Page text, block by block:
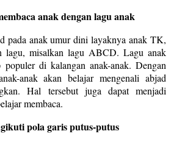
anak dengan lagu anak
pada anak umur dini layaknya anak TK,
lagu, misalkan lagu ABCD. Lagu anak
di kalangan anak-anak. Dengan
anak akan belajar mengenali abjad
Hal tersebut juga dapat menjadi
membaca.
pola garis putus-putus